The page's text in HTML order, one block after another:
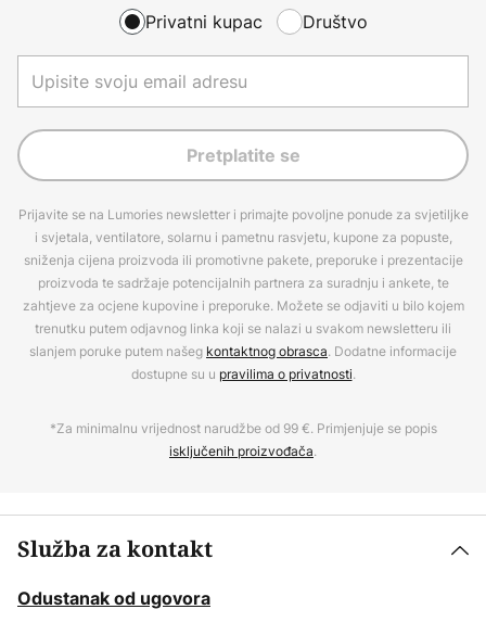
Privatni kupac Društvo
Pretplatite se
Prijavite se na Lumories newsletter i primajte povoljne ponude za svjetiljke
i svjetala, ventilatore, solarnu i pametnu rasvjetu, kupone za popuste,
sniženja cijena proizvoda ili promotivne pakete, preporuke i prezentacije
proizvoda te sadržaje potencijalnih partnera za suradnju i ankete, te
zahtjeve za ocjene kupovine i preporuke. Možete se odjaviti u bilo kojem
trenutku putem odjavnog linka koji se nalazi u svakom newsletteru ili
slanjem poruke putem našeg kontaktnog obrasca. Dodatne informacije
dostupne su u pravilima o privatnosti.
*Za minimalnu vrijednost narudžbe od 99 €. Primjenjuje se popis
isključenih proizvođača.
Služba za kontakt
Odustanak od ugovora